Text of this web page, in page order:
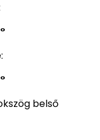
belső